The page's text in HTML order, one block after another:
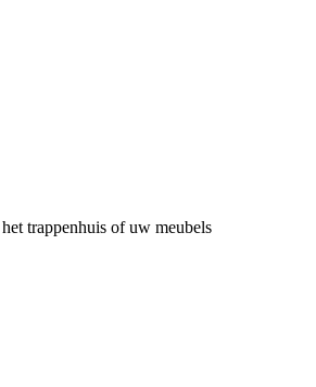
trappenhuis of uw meubels